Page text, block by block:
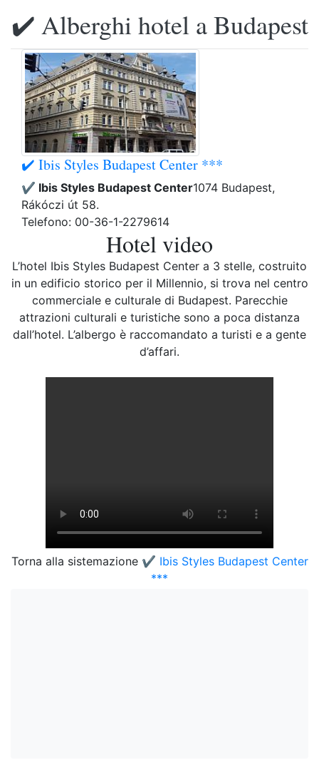
✔️ Alberghi hotel a Budapest
✔️ Ibis Styles Budapest Center ***
✔️ Ibis Styles Budapest Center1074 Budapest,
Rákóczi út 58.
Telefono: 00-36-1-2279614
Hotel video
L’hotel Ibis Styles Budapest Center a 3 stelle, costruito
in un edificio storico per il Millennio, si trova nel centro
commerciale e culturale di Budapest. Parecchie
attrazioni culturali e turistiche sono a poca distanza
dall’hotel. L’albergo è raccomandato a turisti e a gente
d’affari.
Torna alla sistemazione ✔️ Ibis Styles Budapest Center
***